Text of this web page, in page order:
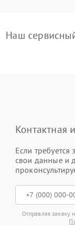
Наш
Контактная
Если требуется
свои данные и
Отправляя заявку